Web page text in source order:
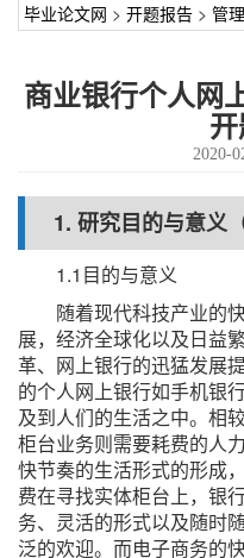
毕业论文网 > 开题报告 > 管
商业银行个人网
2020-
1. 研究目的与意义
1.1目的与意义
随着现代科技产业的
展，经济全球化以及日益
革、网上银行的迅猛发展
的个人网上银行如手机银
及到人们的生活之中。相
柜台业务则需要耗费的人
快节奏的生活形式的形成
费在寻找实体柜台上，银
务、灵活的形式以及随时
泛的欢迎。而电子商务的